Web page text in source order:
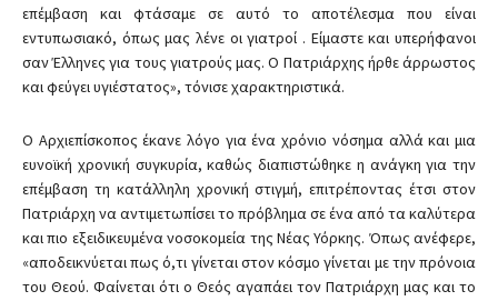
επέμβαση και φτάσαμε σε αυτό το αποτέλεσμα που είναι
εντυπωσιακό, όπως μας λένε οι γιατροί . Είμαστε και υπερήφανοι
σαν Έλληνες για τους γιατρούς μας. Ο Πατριάρχης ήρθε άρρωστος
και φεύγει υγιέστατος», τόνισε χαρακτηριστικά.
Ο Αρχιεπίσκοπος έκανε λόγο για ένα χρόνιο νόσημα αλλά και μια
ευνοϊκή χρονική συγκυρία, καθώς διαπιστώθηκε η ανάγκη για την
επέμβαση τη κατάλληλη χρονική στιγμή, επιτρέποντας έτσι στον
Πατριάρχη να αντιμετωπίσει το πρόβλημα σε ένα από τα καλύτερα
και πιο εξειδικευμένα νοσοκομεία της Νέας Υόρκης. Όπως ανέφερε,
«αποδεικνύεται πως ό,τι γίνεται στον κόσμο γίνεται με την πρόνοια
του Θεού. Φαίνεται ότι ο Θεός αγαπάει τον Πατριάρχη μας και το